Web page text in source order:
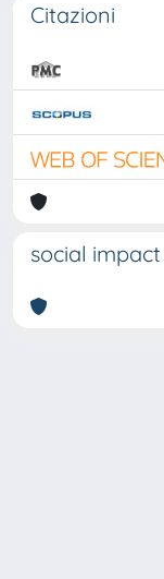
Citazioni
social impact